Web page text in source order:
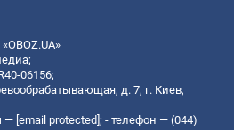
06156;
д. 7, г. Киев,
— [email protected] ; - телефон — (044)